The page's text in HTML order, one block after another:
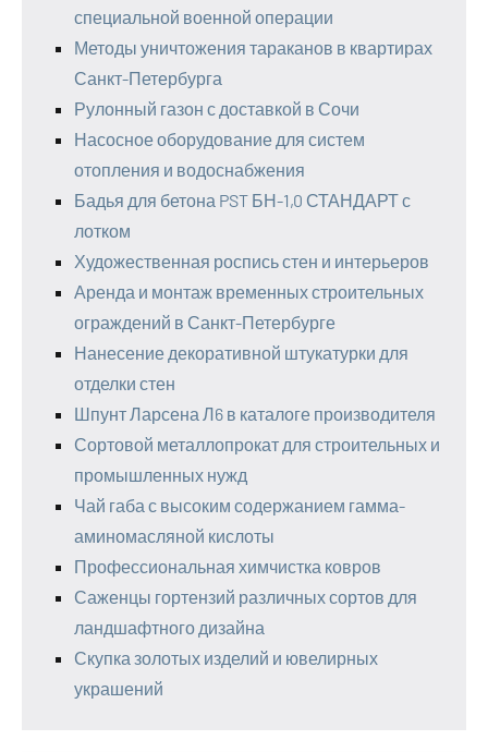
специальной военной операции
Методы уничтожения тараканов в квартирах
Санкт-Петербурга
Рулонный газон с доставкой в Сочи
Насосное оборудование для систем
отопления и водоснабжения
Бадья для бетона PST БН-1,0 СТАНДАРТ с
лотком
Художественная роспись стен и интерьеров
Аренда и монтаж временных строительных
ограждений в Санкт-Петербурге
Нанесение декоративной штукатурки для
отделки стен
Шпунт Ларсена Л6 в каталоге производителя
Сортовой металлопрокат для строительных и
промышленных нужд
Чай габа с высоким содержанием гамма-
аминомасляной кислоты
Профессиональная химчистка ковров
Саженцы гортензий различных сортов для
ландшафтного дизайна
Скупка золотых изделий и ювелирных
украшений